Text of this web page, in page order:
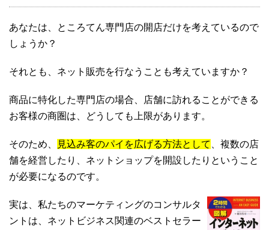
あなたは、ところてん専門店の開店だけを考えているので
しょうか？
それとも、ネット販売を行なうことも考えていますか？
商品に特化した専門店の場合、店舗に訪れることができる
お客様の商圏は、どうしても上限があります。
そのため、 見込み客のパイを広げる方法として
、複数の店
舗を経営したり、ネットショップを開設したりということ
が必要になるのです。
実は、私たちのマーケティングのコンサルタ
ントは、ネットビジネス関連のベストセラー